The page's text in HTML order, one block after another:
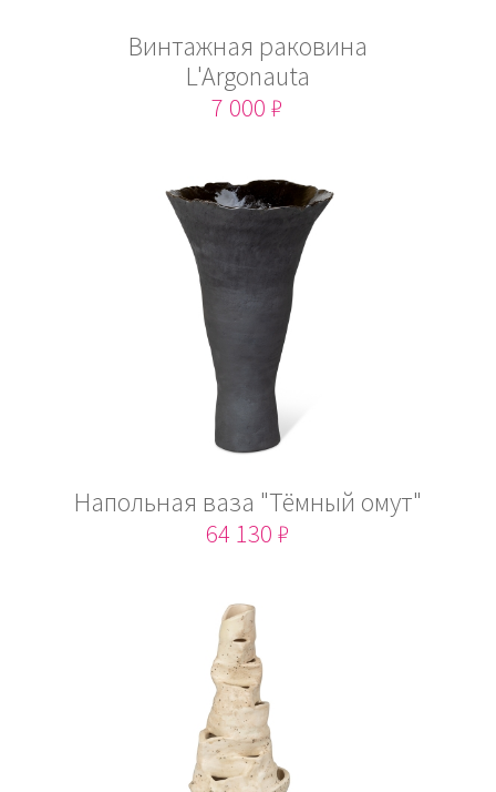
Винтажная раковина
L'Argonauta
7 000 ₽
Напольная ваза "Тёмный омут"
64 130 ₽